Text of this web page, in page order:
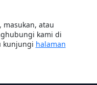
masukan, atau
kami di
kunjungi halaman